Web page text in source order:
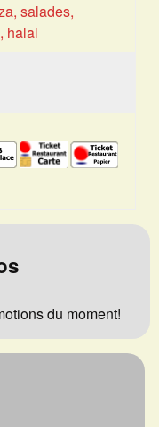
salades,
halal
du moment!